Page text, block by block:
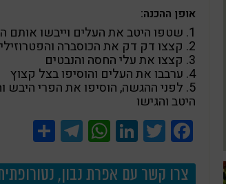
אופן ההכנה:
1. שטפו היטב את העלים וייבשו אותם היטב
2. קצצו דק דק את הכוסברה והפטרוזיליה
3. קצצו את עלי החסה והנבטים
4. ערבבו את העלים והוסיפו בצל קצוץ
5. לפני ההגשה, הוסיפו את הפרי היבש
היטב והגישו
Facebook
Twitter
LinkedIn
WhatsApp
Telegram
צרו קשר עם אפרת נבון,